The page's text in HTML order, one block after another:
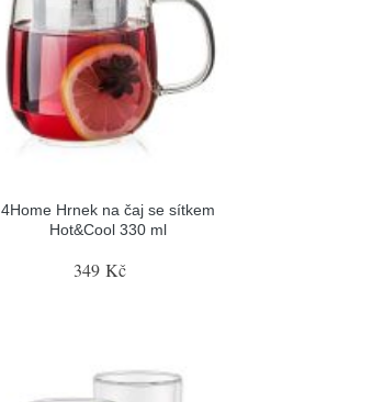
4Home Hrnek na čaj se sítkem
Hot&Cool 330 ml
349 Kč